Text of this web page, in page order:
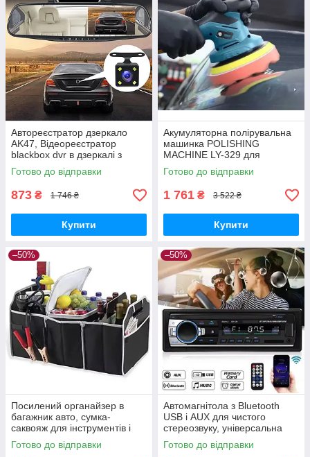
Автореєстратор дзеркало
AK47, Відеореєстратор
blackbox dvr в дзеркалі з
камерою заднього виду для
паркування, Дзеркало
реєстратор
Готово до відправки
873 ₴ 1 746 ₴
Купити
Акумуляторна полірувальна
машинка POLISHING
MACHINE LY-329 для
автомобіля та інших
поверхонь на 2 акумулятори
Готово до відправки
1 761 ₴ 3 522 ₴
Купити
–50%
Посилений органайзер в
багажник авто, сумка-
саквояж для інструментів і
речей, чорний кейс для
автомобіля.
Готово до відправки
–50%
Автомагнітола з Bluetooth
USB і AUX для чистого
стереозвуку, універсальна
1DIN магнітола з FM і MP3-
плеєром
Готово до відправки